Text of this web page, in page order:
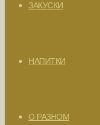
ЗАКУСКИ
НАПИТКИ
О РАЗНОМ